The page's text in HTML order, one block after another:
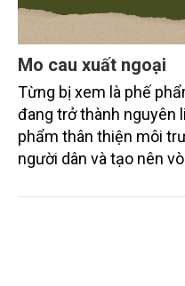
Mo cau xuất ngoại
Từng bị xem là phế
đang trở thành nguyên
phẩm thân thiện môi
người dân và tạo nên
chén, dĩa... từ mo cau